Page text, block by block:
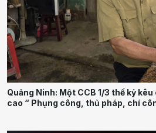
Quảng Ninh: Một CCB 1/3 thế kỷ
cao “ Phụng công, thủ pháp, chí